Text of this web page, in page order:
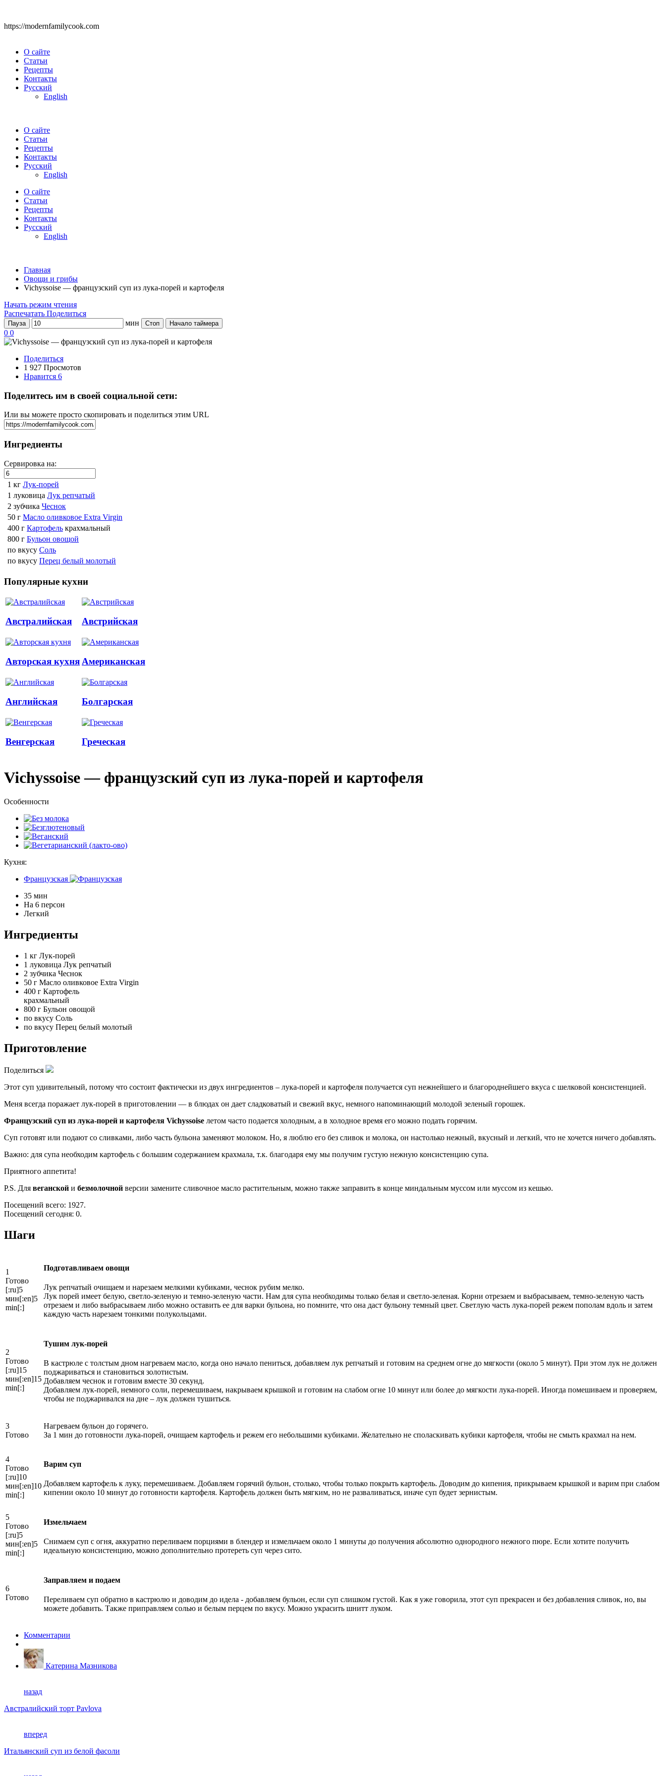
https://modernfamilycook.com
О сайте
Статьи
Рецепты
Контакты
Русский
English
О сайте
Статьи
Рецепты
Контакты
Русский
English
О сайте
Статьи
Рецепты
Контакты
Русский
English
Главная
Овощи и грибы
Vichyssoise — французский суп из лука-порей и картофеля
Начать режим чтения
Распечатать Поделиться
Пауза мин Стоп Начало таймера
0 0
Поделиться
1 927 Просмотов
Нравится 6
Поделитесь им в своей социальной сети:
Или вы можете просто скопировать и поделиться этим URL
Ингредиенты
Сервировка на:
1 кг Лук-порей
1 луковица Лук репчатый
2 зубчика Чеснок
50 г Масло оливковое Extra Virgin
400 г Картофель крахмальный
800 г Бульон овощой
по вкусу Соль
по вкусу Перец белый молотый
Популярные кухни
Австралийская Австрийская
Авторская кухня Американская
Английская Болгарская
Венгерская Греческая
Vichyssoise — французский суп из лука-порей и картофеля
Особенности
Кухня:
Французская
35 мин
На 6 персон
Легкий
Ингредиенты
1 кг Лук-порей
1 луковица Лук репчатый
2 зубчика Чеснок
50 г Масло оливковое Extra Virgin
400 г Картофель
крахмальный
800 г Бульон овощой
по вкусу Соль
по вкусу Перец белый молотый
Приготовление
Поделиться
Этот суп удивительный, потому что состоит фактически из двух ингредиентов – лука-порей и картофеля получается суп нежнейшего и благороднейшего вкуса с шелковой консистенцией.
Меня всегда поражает лук-порей в приготовлении — в блюдах он дает сладковатый и свежий вкус, немного напоминающий молодой зеленый горошек.
Французский суп из лука-порей и картофеля Vichyssoise летом часто подается холодным, а в холодное время его можно подать горячим.
Суп готовят или подают со сливками, либо часть бульона заменяют молоком. Но, я люблю его без сливок и молока, он настолько нежный, вкусный и легкий, что не хочется ничего добавлять.
Важно: для супа необходим картофель с большим содержанием крахмала, т.к. благодаря ему мы получим густую нежную консистенцию супа.
Приятного аппетита!
P.S. Для веганской и безмолочной версии замените сливочное масло растительным, можно также заправить в конце миндальным муссом или муссом из кешью.
Посещений всего: 1927.
Посещений сегодня: 0.
Шаги
1
Готово
[:ru]5
мин[:en]5
min[:]
Подготавливаем овощи
Лук репчатый очищаем и нарезаем мелкими кубиками, чеснок рубим мелко.
Лук порей имеет белую, светло-зеленую и темно-зеленую части. Нам для супа необходимы только белая и светло-зеленая. Корни отрезаем и выбрасываем, темно-зеленую часть
отрезаем и либо выбрасываем либо можно оставить ее для варки бульона, но помните, что она даст бульону темный цвет. Светлую часть лука-порей режем пополам вдоль и затем
каждую часть нарезаем тонкими полукольцами.
2
Готово
[:ru]15
мин[:en]15
min[:]
Тушим лук-порей
В кастрюле с толстым дном нагреваем масло, когда оно начало пениться, добавляем лук репчатый и готовим на среднем огне до мягкости (около 5 минут). При этом лук не должен
поджариваться и становиться золотистым.
Добавляем чеснок и готовим вместе 30 секунд.
Добавляем лук-порей, немного соли, перемешиваем, накрываем крышкой и готовим на слабом огне 10 минут или более до мягкости лука-порей. Иногда помешиваем и проверяем,
чтобы не поджаривался на дне – лук должен тушиться.
3
Готово
Нагреваем бульон до горячего.
За 1 мин до готовности лука-порей, очищаем картофель и режем его небольшими кубиками. Желательно не споласкивать кубики картофеля, чтобы не смыть крахмал на нем.
4
Готово
[:ru]10
мин[:en]10
min[:]
Варим суп
Добавляем картофель к луку, перемешиваем. Добавляем горячий бульон, столько, чтобы только покрыть картофель. Доводим до кипения, прикрываем крышкой и варим при слабом
кипении около 10 минут до готовности картофеля. Картофель должен быть мягким, но не разваливаться, иначе суп будет зернистым.
5
Готово
[:ru]5
мин[:en]5
min[:]
Измельчаем
Снимаем суп с огня, аккуратно переливаем порциями в блендер и измельчаем около 1 минуты до получения абсолютно однородного нежного пюре. Если хотите получить
идеальную консистенцию, можно дополнительно протереть суп через сито.
6
Готово
Заправляем и подаем
Переливаем суп обратно в кастрюлю и доводим до идела - добавляем бульон, если суп слишком густой. Как я уже говорила, этот суп прекрасен и без добавления сливок, но, вы
можете добавить. Также приправляем солью и белым перцем по вкусу. Можно украсить шнитт луком.
Комментарии
Катерина Мазникова
назад
Австралийский торт Pavlova
вперед
Итальянский суп из белой фасоли